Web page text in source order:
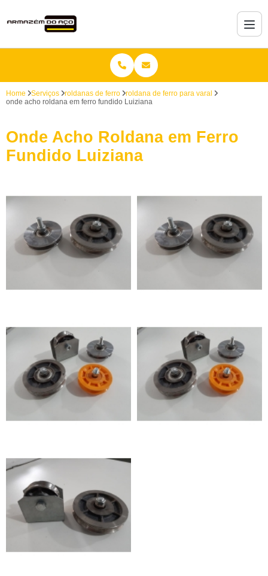
Home Serviços roldanas de ferro
roldana de ferro para varal
onde acho roldana em ferro fundido Luiziana
Onde Acho Roldana em Ferro
Fundido Luiziana